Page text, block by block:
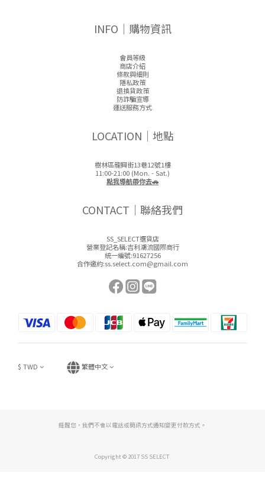
INFO｜購物資訊
會員等級
商店介紹
條款與細則
隱私政策
退換貨政策
防詐騙宣導
運送服務方式
LOCATION｜地點
樹林區龍興街13巷12號1樓
11:00-21:00 (Mon. - Sat.)
點我導航帶你去🚗
CONTACT｜聯絡我們
SS_SELECT選貨店
營業登記名稱:吉利潮流國際商行
統一編號:91627256
合作邀約:ss.select.com@gmail.com
$ TWD 繁體中文
提醒您，我們不會以電話或簡訊方式通知變更付款方式。
Copyright © 2017 SS SELECT